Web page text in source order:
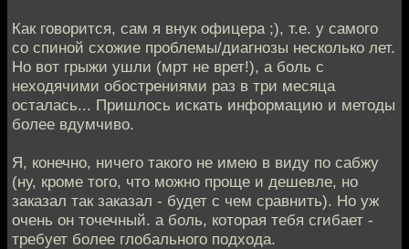
Как говорится, сам я внук офицера ;), т.е. у самого
со спиной схожие проблемы/диагнозы несколько лет.
Но вот грыжи ушли (мрт не врет!), а боль с
неходячими обострениями раз в три месяца
осталась... Пришлось искать информацию и методы
более вдумчиво.
Я, конечно, ничего такого не имею в виду по сабжу
(ну, кроме того, что можно проще и дешевле, но
заказал так заказал - будет с чем сравнить). Но уж
очень он точечный. а боль, которая тебя сгибает -
требует более глобального подхода.